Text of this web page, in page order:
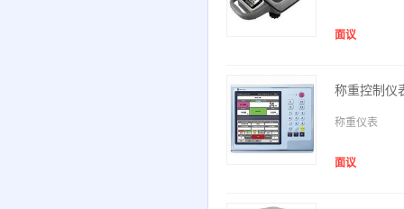
面议
称重控制仪
称重仪表
面议